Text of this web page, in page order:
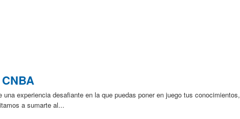
experiencia desafiante en la que puedas poner en juego tus conocimientos,
a sumarte al...